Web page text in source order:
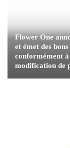
Flower One
et émet des
conformément
modification de